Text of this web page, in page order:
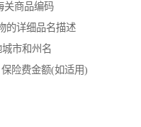
关商品编码
的详细品名描述
城市和州名
保险费金额(如适用)